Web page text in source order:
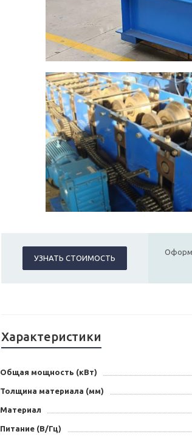
УЗНАТЬ СТОИМОСТЬ
Характеристики
Общая мощность (кВт)
Толщина материала (мм)
Материал
Питание (В/Гц)